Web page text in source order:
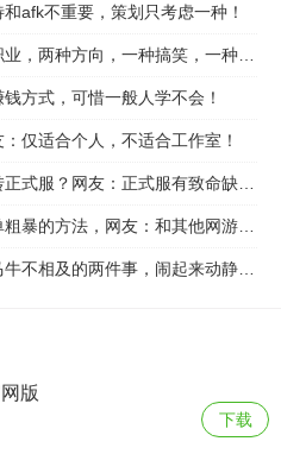
afk不重要，策划只考虑一种！
方式，可惜一般人学不会！
仅适合个人，不适合工作室！
版
下载